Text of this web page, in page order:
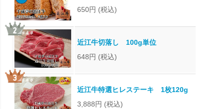
650円 (税込)
近江牛切落し 100g単位
648円 (税込)
近江牛特選ヒレステーキ 1枚120g
3,888円 (税込)